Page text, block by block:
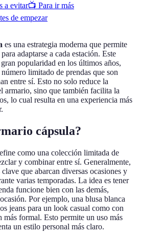
a evitar📺 Para ir más
de empezar
es una estrategia moderna que permite
adaptarse a cada estación. Este
popularidad en los últimos años,
limitado de prendas que son
entre sí. Esto no solo reduce la
armario, sino que también facilita la
lo cual resulta en una experiencia más
cápsula?
como una colección limitada de
y combinar entre sí. Generalmente,
que abarcan diversas ocasiones y
varias temporadas. La idea es tener
funcione bien con las demás,
Por ejemplo, una blusa blanca
jeans para un look casual como con
más formal. Esto permite un uso más
un estilo personal más claro.